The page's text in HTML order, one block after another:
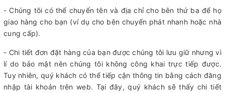
- Chúng tôi có thể chuyển tên và địa chỉ cho bên thứ ba để họ
giao hàng cho bạn (ví dụ cho bên chuyển phát nhanh hoặc nhà
cung cấp).
- Chi tiết đơn đặt hàng của bạn được chúng tôi lưu giữ nhưng vì
lí do bảo mật nên chúng tôi không công khai trực tiếp được.
Tuy nhiên, quý khách có thể tiếp cận thông tin bằng cách đăng
nhập tài khoản trên web. Tại đây, quý khách sẽ thấy chi tiết